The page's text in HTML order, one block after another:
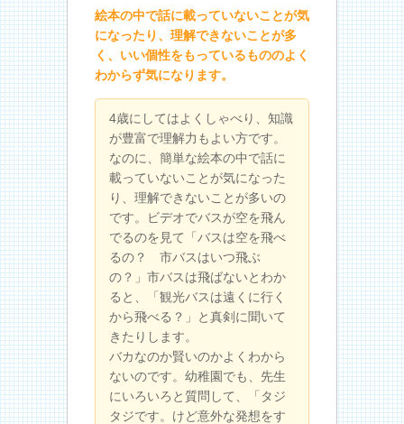
絵本の中で話に載っていないことが気
になったり、理解できないことが多
く、いい個性をもっているもののよく
わからず気になります。
4歳にしてはよくしゃべり、知識
が豊富で理解力もよい方です。
なのに、簡単な絵本の中で話に
載っていないことが気になった
り、理解できないことが多いの
です。ビデオでバスが空を飛ん
でるのを見て「バスは空を飛べ
るの？ 市バスはいつ飛ぶ
の？」市バスは飛ばないとわか
ると、「観光バスは遠くに行く
から飛べる？」と真剣に聞いて
きたりします。
バカなのか賢いのかよくわから
ないのです。幼稚園でも、先生
にいろいろと質問して、「タジ
タジです。けど意外な発想をす